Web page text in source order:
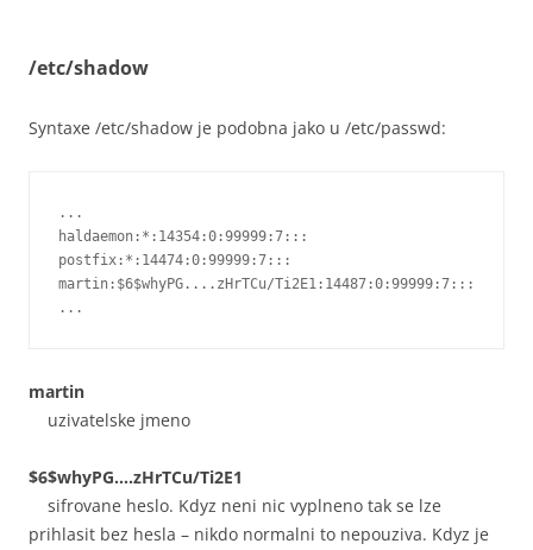
/etc/shadow
Syntaxe /etc/shadow je podobna jako u /etc/passwd:
...
haldaemon:*:14354:0:99999:7:::
postfix:*:14474:0:99999:7:::
martin:$6$whyPG....zHrTCu/Ti2E1:14487:0:99999:7:::
martin
uzivatelske jmeno
$6$whyPG….zHrTCu/Ti2E1
sifrovane heslo. Kdyz neni nic vyplneno tak se lze
prihlasit bez hesla – nikdo normalni to nepouziva. Kdyz je